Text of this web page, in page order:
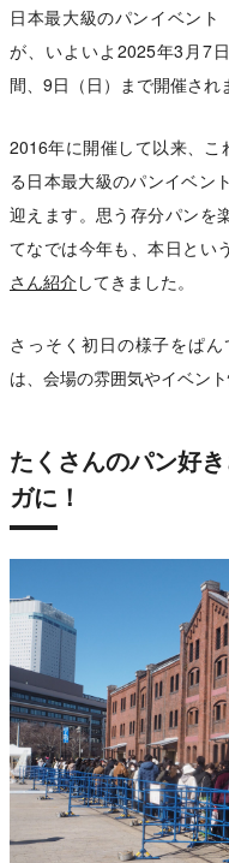
日本最大級のパンイベント
が、いよいよ2025年3月7
間、9日（日）まで開催され
2016年に開催して以来、
る日本最大級のパンイベン
迎えます。思う存分パンを
てなでは今年も、本日とい
さん紹介 してきました。
さっそく初日の様子をぱ
は、会場の雰囲気やイベン
たくさんのパン好
ガに！